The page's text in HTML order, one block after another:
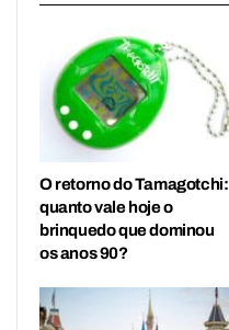
O retorno do Tamagotchi:
quanto vale hoje o
brinquedo que dominou
os anos 90?